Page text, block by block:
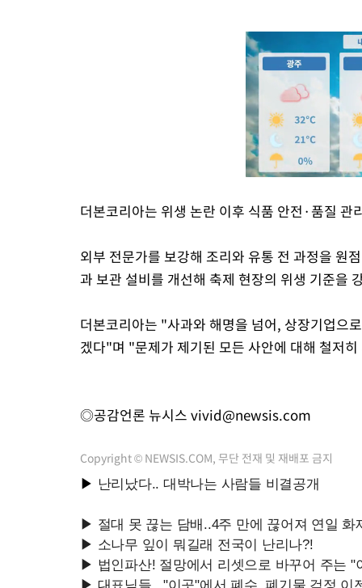
더본코리아는 위생 논란 이후 식품 안전·품질 관
외부 전문가를 보강해 조리와 유통 전 과정을 원
과 보관 설비를 개선해 축제 현장의 위생 기준을
더본코리아는 "사과와 해명을 넘어, 상장기업으
겠다"며 "문제가 제기된 모든 사안에 대해 철저
◎공감언론 뉴시스 vivid@newsis.com
Copyright © NEWSIS.COM, 무단 전재 및 재배포 금지